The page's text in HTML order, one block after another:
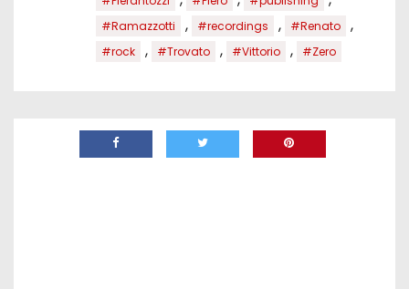
#Ramazzotti , #recordings , #Renato ,
#rock , #Trovato , #Vittorio , #Zero